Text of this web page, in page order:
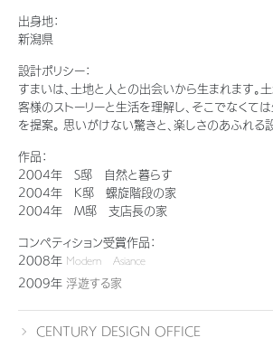
海外事業
ミサワアイデンティティ
出身地：
新潟県
設計ポリシー：
すまいは、土地と人との出会いから生まれます。
客様のストーリーと生活を理解し、そこでなくて
を提案。 思いがけない驚きと、楽しさのあふれる
作品：
2004年 S邸 自然と暮らす
2004年 K邸 螺旋階段の家
2004年 M邸 支店長の家
コンペティション受賞作品：
2008年 Modern Asiance
2009年 浮遊する家
CENTURY DESIGN OFFICE